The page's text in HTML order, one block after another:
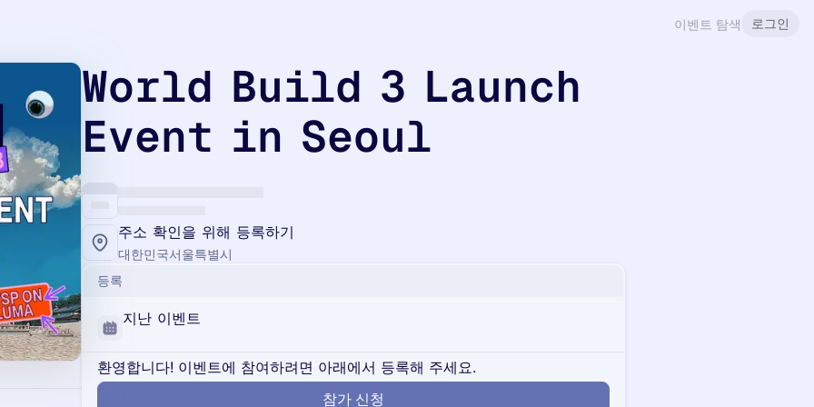
이벤트 탐색 로그인
World Build 3 Launch
Event in Seoul
주소 확인을 위해 등록하기
대한민국서울특별시
등록
지난 이벤트
환영합니다! 이벤트에 참여하려면 아래에서 등록해 주세요.
참가 신청